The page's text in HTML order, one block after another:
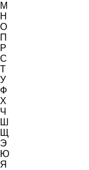
М
Н
О
П
Р
С
Т
У
Ф
Х
Ч
Ш
Щ
Э
Ю
Я